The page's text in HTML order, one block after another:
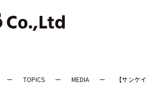
TOPICS MEDIA 【サンケ